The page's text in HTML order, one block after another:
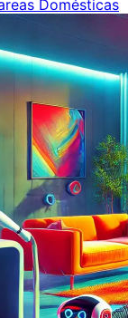
Domésticas